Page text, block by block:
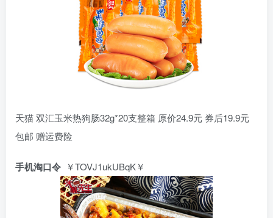
天猫 双汇玉米热狗肠32g*20支整箱 原价24.9元 券后19.9元
包邮 赠运费险
手机淘口令 ￥TOVJ1ukUBqK￥